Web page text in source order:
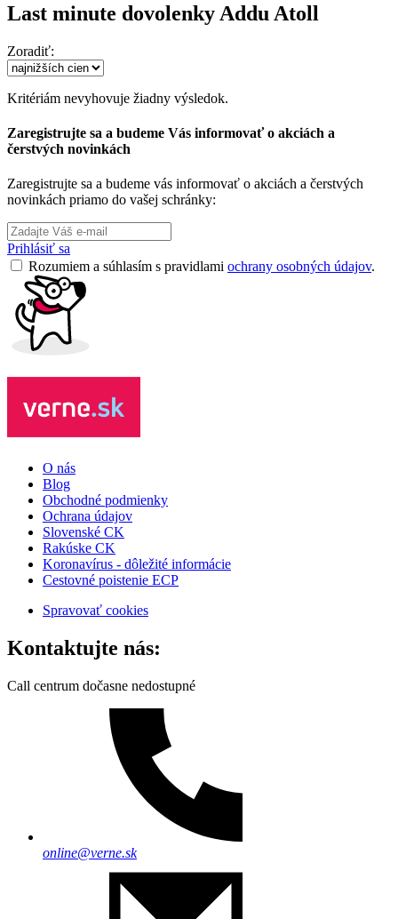
Last minute dovolenky Addu Atoll
Zoradiť:
Kritériám nevyhovuje žiadny výsledok.
Zaregistrujte sa a budeme Vás informovať o akciách a
čerstvých novinkách
Zaregistrujte sa a budeme vás informovať o akciách a čerstvých
novinkách priamo do vašej schránky:
Prihlásiť sa
Rozumiem a súhlasím s pravidlami ochrany osobných údajov.
O nás
Blog
Obchodné podmienky
Ochrana údajov
Slovenské CK
Rakúske CK
Koronavírus - dôležité informácie
Cestovné poistenie ECP
Spravovať cookies
Kontaktujte nás:
Call centrum dočasne nedostupné
online@verne.sk